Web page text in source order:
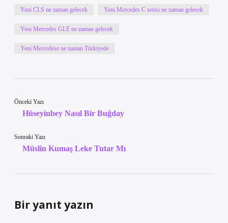
Yeni CLS ne zaman gelecek Yeni Mercedes C serisi ne zaman gelecek
Yeni Mercedes GLE ne zaman gelecek
Yeni Mercedese ne zaman Türkiyede
Önceki Yazı
Hüseyinbey Nasıl Bir Buğday
Sonraki Yazı
Müslin Kumaş Leke Tutar Mı
Bir yanıt yazın